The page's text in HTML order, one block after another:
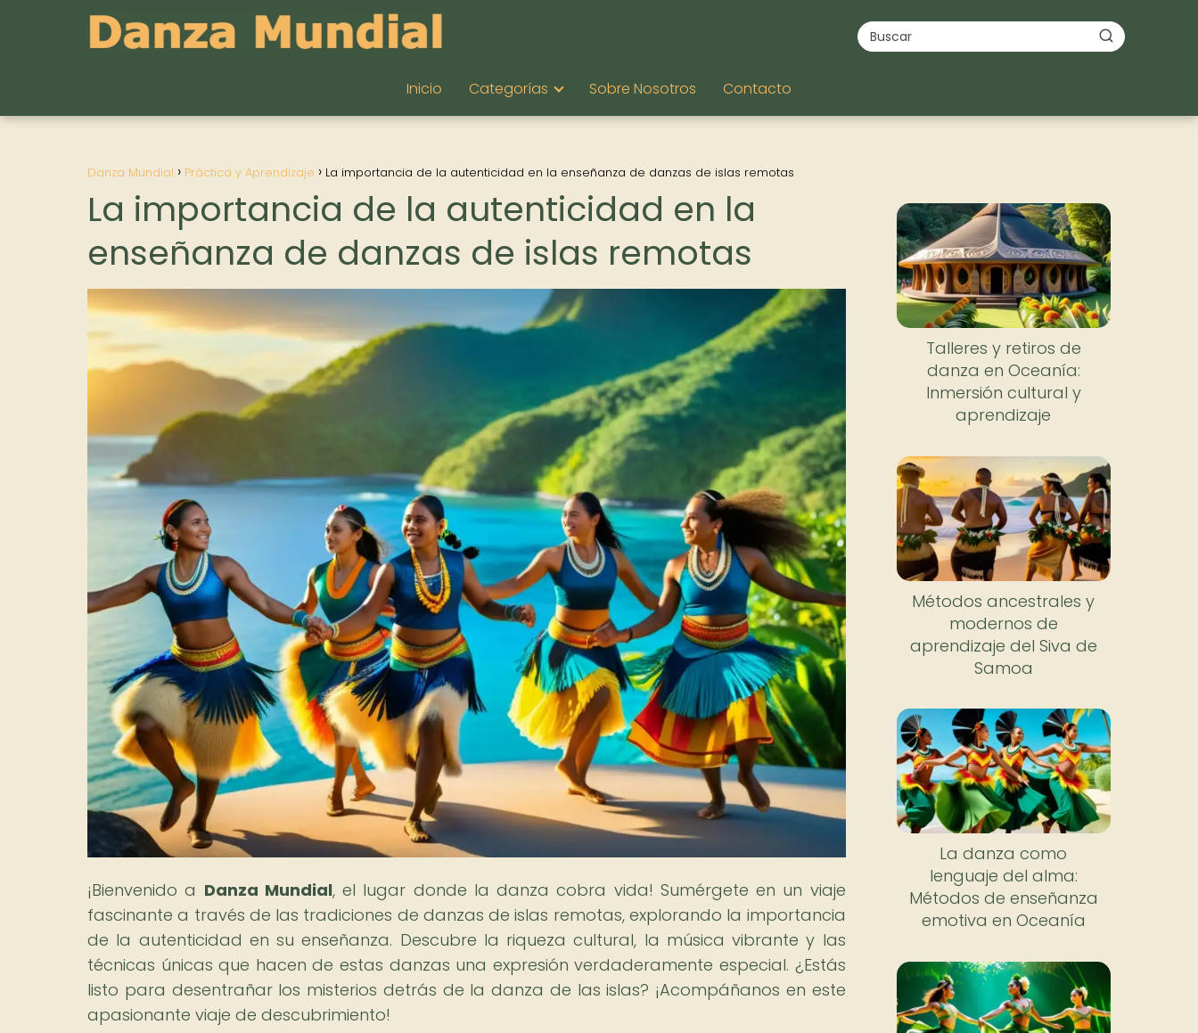
Inicio Categorías Sobre Nosotros Contacto
Danza Mundial Práctica y Aprendizaje La importancia de la autenticidad en la enseñanza de danzas de islas remotas
La importancia de la autenticidad en la
enseñanza de danzas de islas remotas
¡Bienvenido a Danza Mundial, el lugar donde la danza cobra vida! Sumérgete en un viaje
fascinante a través de las tradiciones de danzas de islas remotas, explorando la importancia
de la autenticidad en su enseñanza. Descubre la riqueza cultural, la música vibrante y las
técnicas únicas que hacen de estas danzas una expresión verdaderamente especial. ¿Estás
listo para desentrañar los misterios detrás de la danza de las islas? ¡Acompáñanos en este
apasionante viaje de descubrimiento!
Talleres y retiros de
danza en Oceanía:
Inmersión cultural y
aprendizaje
Métodos ancestrales y
modernos de
aprendizaje del Siva de
Samoa
La danza como
lenguaje del alma:
Métodos de enseñanza
emotiva en Oceanía